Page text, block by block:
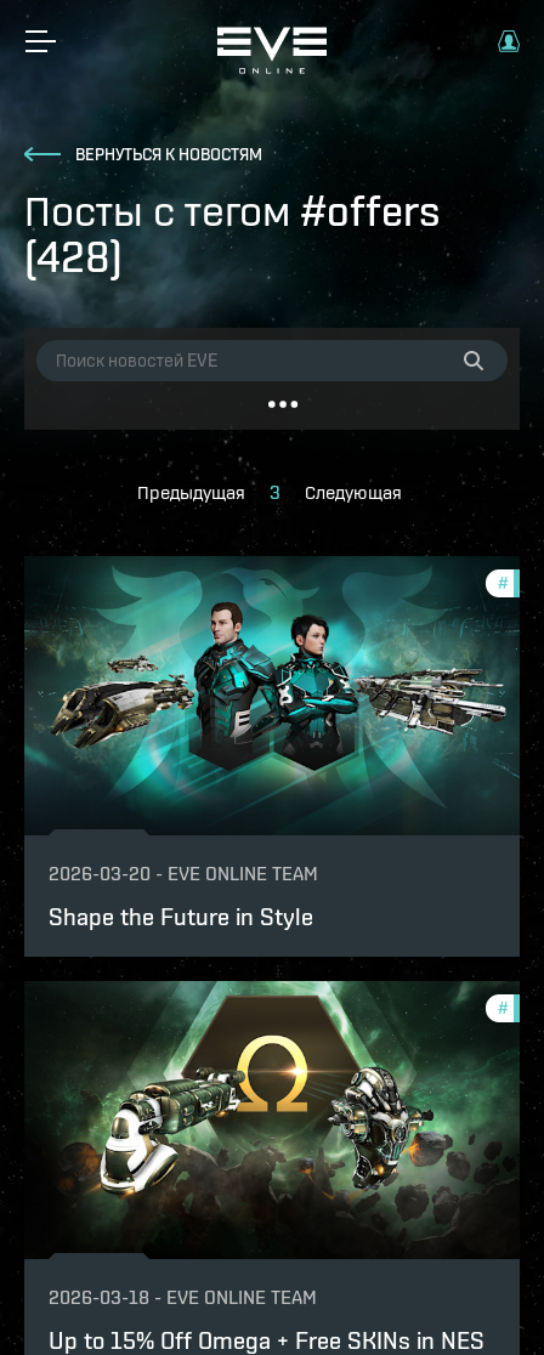
ВЕРНУТЬСЯ К НОВОСТЯМ
Посты с тегом #offers
(428)
Предыдущая 3 Следующая
#
2026-03-20 - EVE ONLINE TEAM
Shape the Future in Style
#
2026-03-18 - EVE ONLINE TEAM
Up to 15% Off Omega + Free SKINs in NES